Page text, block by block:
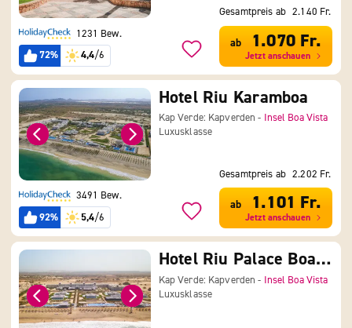
1231 Bew.
72%
4,4/6
Gesamtpreis ab 2.140 Fr.
ab 1.070 Fr.
Jetzt anschauen
Hotel Riu Karamboa
Kap Verde: Kapverden - Insel Boa Vista
Luxusklasse
3491 Bew.
92%
5,4/6
Gesamtpreis ab 2.202 Fr.
ab 1.101 Fr.
Jetzt anschauen
Hotel Riu Palace Boavista
Kap Verde: Kapverden - Insel Boa Vista
Luxusklasse